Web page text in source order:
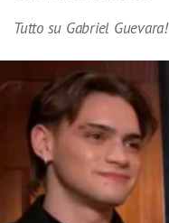
Tutto su Gabriel Guevara!